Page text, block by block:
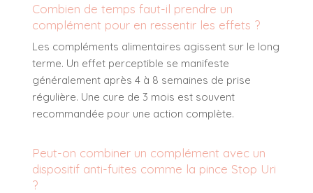
Combien de temps faut-il prendre un
complément pour en ressentir les effets ?
Les compléments alimentaires agissent sur le long
terme. Un effet perceptible se manifeste
généralement après 4 à 8 semaines de prise
régulière. Une cure de 3 mois est souvent
recommandée pour une action complète.
Peut-on combiner un complément avec un
dispositif anti-fuites comme la pince Stop Uri
?